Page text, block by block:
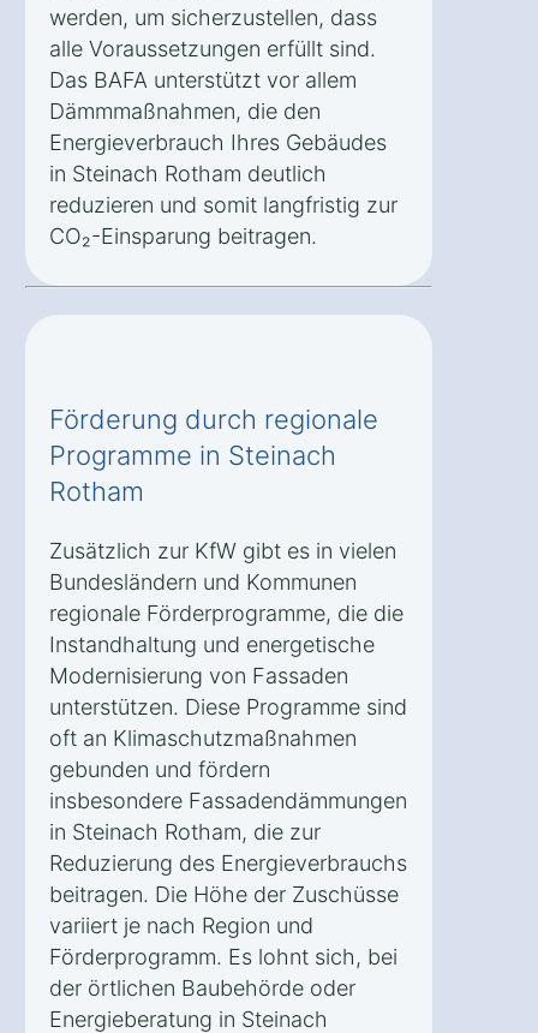
werden, um sicherzustellen, dass
alle Voraussetzungen erfüllt sind.
Das BAFA unterstützt vor allem
Dämmmaßnahmen, die den
Energieverbrauch Ihres Gebäudes
in Steinach Rotham deutlich
reduzieren und somit langfristig zur
CO₂-Einsparung beitragen.
Förderung durch regionale
Programme in Steinach
Rotham
Zusätzlich zur KfW gibt es in vielen
Bundesländern und Kommunen
regionale Förderprogramme, die die
Instandhaltung und energetische
Modernisierung von Fassaden
unterstützen. Diese Programme sind
oft an Klimaschutzmaßnahmen
gebunden und fördern
insbesondere Fassadendämmungen
in Steinach Rotham, die zur
Reduzierung des Energieverbrauchs
beitragen. Die Höhe der Zuschüsse
variiert je nach Region und
Förderprogramm. Es lohnt sich, bei
der örtlichen Baubehörde oder
Energieberatung in Steinach